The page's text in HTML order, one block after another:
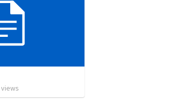
views